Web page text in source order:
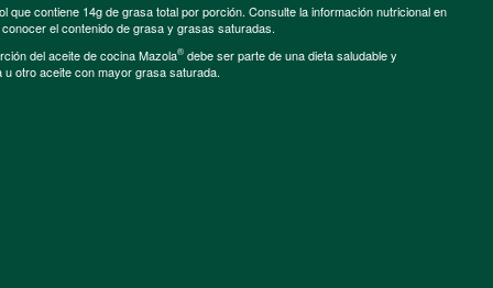
que contiene 14g de grasa total por porción. Consulte la información nutricional en
el contenido de grasa y grasas saturadas.
del aceite de cocina Mazola® debe ser parte de una dieta saludable y
otro aceite con mayor grasa saturada.